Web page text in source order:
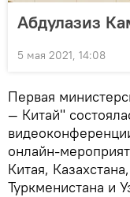
Абдулазиз
5 мая 2021, 14:08
Первая
— Китай"
онлайн-
Китая,
Туркменистана и